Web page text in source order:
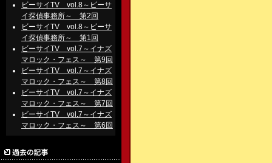
ビーサイTV vol.8～ビーサ
イ探偵事務所～ 第2回
ビーサイTV vol.8～ビーサ
イ探偵事務所～ 第1回
ビーサイTV vol.7～イナズ
マロック・フェス～ 第9回
ビーサイTV vol.7～イナズ
マロック・フェス～ 第8回
ビーサイTV vol.7～イナズ
マロック・フェス～ 第7回
ビーサイTV vol.7～イナズ
マロック・フェス～ 第6回